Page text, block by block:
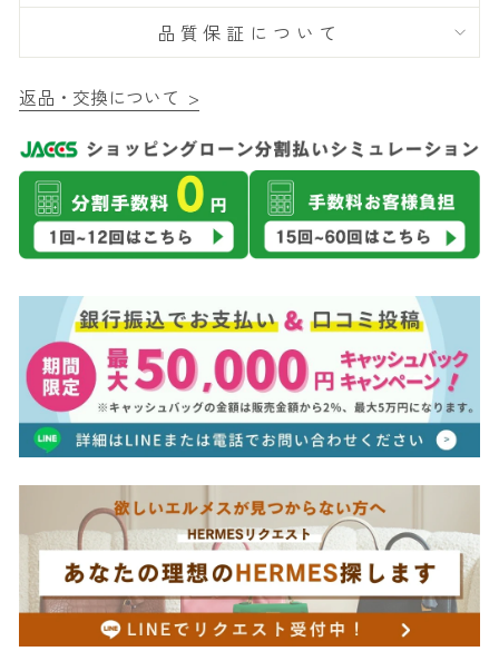
品質保証について
返品・交換について >